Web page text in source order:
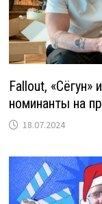
Fallout,
номинанты на
18.07.2024